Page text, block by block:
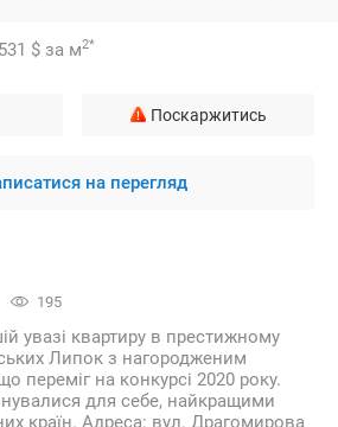
$ за м2*
Поскаржитись
на перегляд
195
увазі квартиру в престижному
Липок з нагородженим
переміг на конкурсі 2020 року.
для себе, найкращими
країн. Адреса: вул. Драгомирова